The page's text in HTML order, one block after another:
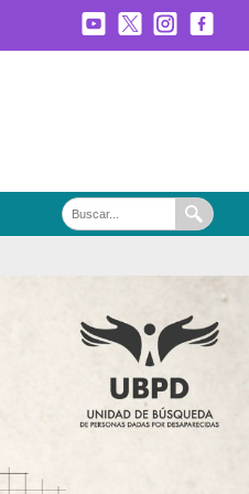
Buscar
en
portal
Buscar